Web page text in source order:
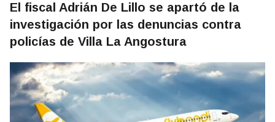
El fiscal Adrián De Lillo se apartó de la
investigación por las denuncias contra
policías de Villa La Angostura